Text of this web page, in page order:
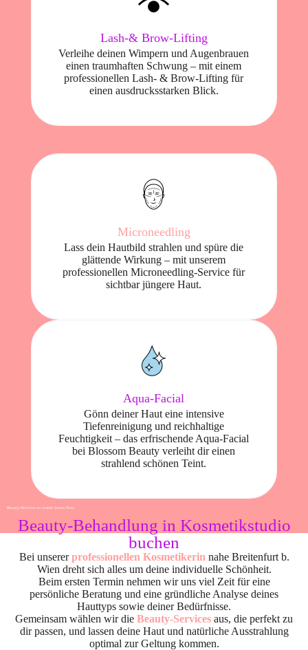
Lash-& Brow-Lifting
Verleihe deinen Wimpern und Augenbrauen
einen traumhaften Schwung – mit einem
professionellen Lash- & Brow-Lifting für
einen ausdrucksstarken Blick.
Microneedling
Lass dein Hautbild strahlen und spüre die
glättende Wirkung – mit unserem
professionellen Microneedling-Service für
sichtbar jüngere Haut.
Aqua-Facial
Gönn deiner Haut eine intensive
Tiefenreinigung und reichhaltige
Feuchtigkeit – das erfrischende Aqua-Facial
bei Blossom Beauty verleiht dir einen
strahlend schönen Teint.
Beauty-Services zu einem fairen Preis
Beauty-Behandlung in Kosmetikstudio
buchen
Bei unsererprofessionellen Kosmetikerin nahe Breitenfurt b.
Wien dreht sich alles um deine individuelle Schönheit.
Beim ersten Termin nehmen wir uns viel Zeit für eine
persönliche Beratung und eine gründliche Analyse deines
Hauttyps sowie deiner Bedürfnisse.
Gemeinsam wählen wir die Beauty-Services aus, die perfekt zu
dir passen, und lassen deine Haut und natürliche Ausstrahlung
optimal zur Geltung kommen.